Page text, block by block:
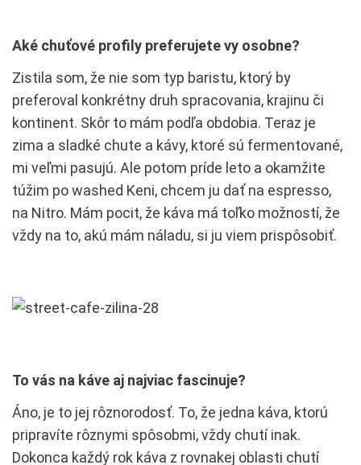
Aké chuťové profily preferujete vy osobne?
Zistila som, že nie som typ baristu, ktorý by
preferoval konkrétny druh spracovania, krajinu či
kontinent. Skôr to mám podľa obdobia. Teraz je
zima a sladké chute a kávy, ktoré sú fermentované,
mi veľmi pasujú. Ale potom príde leto a okamžite
túžim po washed Keni, chcem ju dať na espresso,
na Nitro. Mám pocit, že káva má toľko možností, že
vždy na to, akú mám náladu, si ju viem prispôsobiť.
To vás na káve aj najviac fascinuje?
Áno, je to jej rôznorodosť. To, že jedna káva, ktorú
pripravíte rôznymi spôsobmi, vždy chutí inak.
Dokonca každý rok káva z rovnakej oblasti chutí